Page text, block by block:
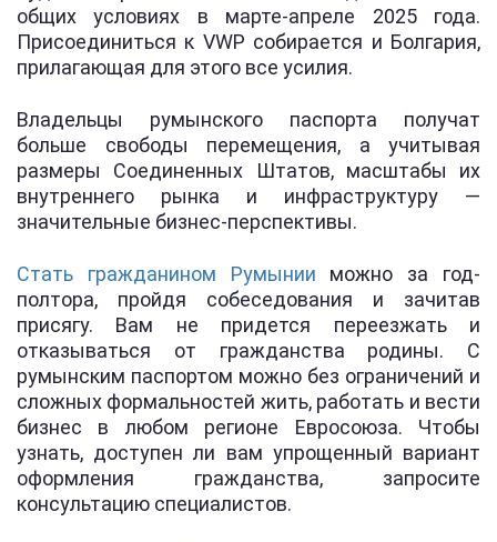
общих условиях в марте-апреле 2025 года.
Присоединиться к VWP собирается и Болгария,
прилагающая для этого все усилия.
Владельцы румынского паспорта получат
больше свободы перемещения, а учитывая
размеры Соединенных Штатов, масштабы их
внутреннего рынка и инфраструктуру —
значительные бизнес-перспективы.
Стать гражданином Румынии можно за год-
полтора, пройдя собеседования и зачитав
присягу. Вам не придется переезжать и
отказываться от гражданства родины. С
румынским паспортом можно без ограничений и
сложных формальностей жить, работать и вести
бизнес в любом регионе Евросоюза. Чтобы
узнать, доступен ли вам упрощенный вариант
оформления гражданства, запросите
консультацию специалистов.